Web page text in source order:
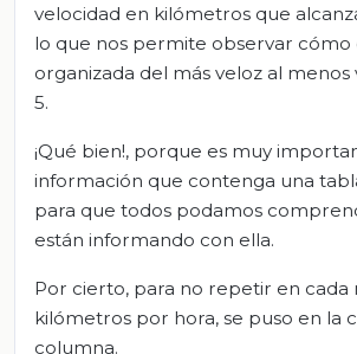
velocidad en kilómetros que
lo que nos permite observar cómo
organizada del más veloz al menos
5.
¡Qué bien!, porque es muy
información que contenga una
para que todos podamos
están informando con ella.
Por cierto, para no repetir en cada
kilómetros por hora, se puso en la
columna.